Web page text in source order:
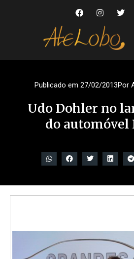
Publicado em 27/02/2013Por
Udo Dohler no
do automóvel